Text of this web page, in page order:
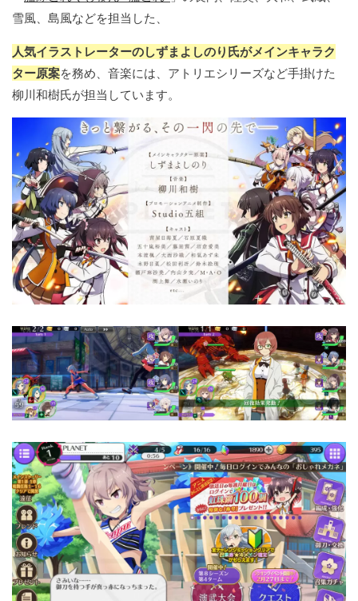
雪風、島風などを担当した、
人気イラストレーターのしずまよしのり氏がメインキャラク
ター原案を務め、音楽には、アトリエシリーズなど手掛けた
柳川和樹氏が担当しています。